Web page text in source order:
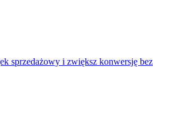
sprzedażowy i zwiększ konwersję bez